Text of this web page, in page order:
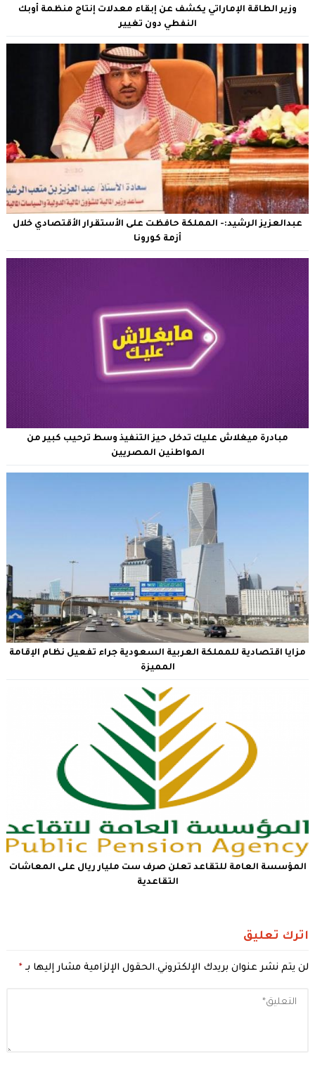
وزير الطاقة الإماراتي يكشف عن إبقاء معدلات إنتاج منظمة أوبك
النفطي دون تغيير
عبدالعزيز الرشيد:- المملكة حافظت على الأستقرار الأقتصادي خلال
أزمة كورونا
مبادرة ميغلاش عليك تدخل حيز التنفيذ وسط ترحيب كبير من
المواطنين المصريين
مزايا اقتصادية للمملكة العربية السعودية جراء تفعيل نظام الإقامة
المميزة
المؤسسة العامة للتقاعد تعلن صرف ست مليار ريال على المعاشات
التقاعدية
اترك تعليق
لن يتم نشر عنوان بريدك الإلكتروني.الحقول الإلزامية مشار إليها بـ *